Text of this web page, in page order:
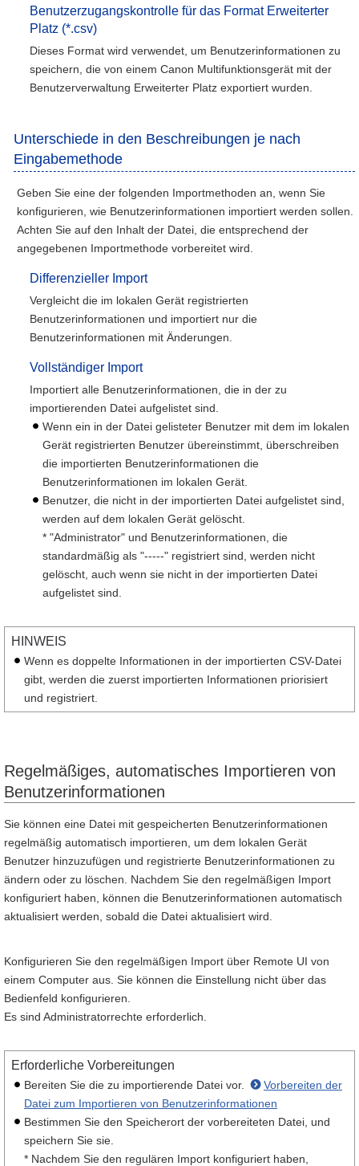
Benutzerzugangskontrolle für das Format Erweiterter
Platz (*.csv)
Dieses Format wird verwendet, um Benutzerinformationen zu
speichern, die von einem Canon Multifunktionsgerät mit der
Benutzerverwaltung Erweiterter Platz exportiert wurden.
Unterschiede in den Beschreibungen je nach
Eingabemethode
Geben Sie eine der folgenden Importmethoden an, wenn Sie
konfigurieren, wie Benutzerinformationen importiert werden sollen.
Achten Sie auf den Inhalt der Datei, die entsprechend der
angegebenen Importmethode vorbereitet wird.
Differenzieller Import
Vergleicht die im lokalen Gerät registrierten
Benutzerinformationen und importiert nur die
Benutzerinformationen mit Änderungen.
Vollständiger Import
Importiert alle Benutzerinformationen, die in der zu
importierenden Datei aufgelistet sind.
Wenn ein in der Datei gelisteter Benutzer mit dem im lokalen
Gerät registrierten Benutzer übereinstimmt, überschreiben
die importierten Benutzerinformationen die
Benutzerinformationen im lokalen Gerät.
Benutzer, die nicht in der importierten Datei aufgelistet sind,
werden auf dem lokalen Gerät gelöscht.
* "Administrator" und Benutzerinformationen, die
standardmäßig als "-----" registriert sind, werden nicht
gelöscht, auch wenn sie nicht in der importierten Datei
aufgelistet sind.
HINWEIS
Wenn es doppelte Informationen in der importierten CSV-Datei
gibt, werden die zuerst importierten Informationen priorisiert
und registriert.
Regelmäßiges, automatisches Importieren von
Benutzerinformationen
Sie können eine Datei mit gespeicherten Benutzerinformationen
regelmäßig automatisch importieren, um dem lokalen Gerät
Benutzer hinzuzufügen und registrierte Benutzerinformationen zu
ändern oder zu löschen. Nachdem Sie den regelmäßigen Import
konfiguriert haben, können die Benutzerinformationen automatisch
aktualisiert werden, sobald die Datei aktualisiert wird.
Konfigurieren Sie den regelmäßigen Import über Remote UI von
einem Computer aus. Sie können die Einstellung nicht über das
Bedienfeld konfigurieren.
Es sind Administratorrechte erforderlich.
Erforderliche Vorbereitungen
Bereiten Sie die zu importierende Datei vor.
Vorbereiten der
Datei zum Importieren von Benutzerinformationen
Bestimmen Sie den Speicherort der vorbereiteten Datei, und
speichern Sie sie.
* Nachdem Sie den regulären Import konfiguriert haben,